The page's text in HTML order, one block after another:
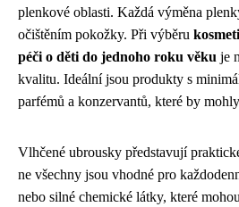
plenkové oblasti. Každá výměna
očištěním pokožky. Při výběru
péči o děti do jednoho roku věku je
kvalitu. Ideální jsou produkty s
parfémů a konzervantů, které by
Vlhčené ubrousky představují
ne všechny jsou vhodné pro
nebo silné chemické látky, které